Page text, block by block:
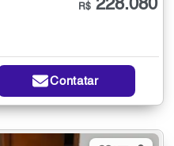
R$ 228.080
Contatar